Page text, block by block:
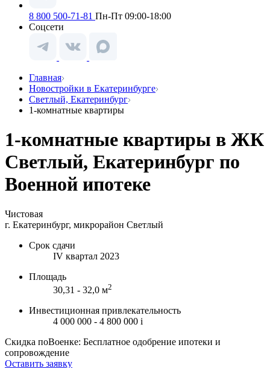
8 800 500-71-81 Пн-Пт 09:00-18:00
Соцсети
Главная
Новостройки в Екатеринбурге
Светлый, Екатеринбург
1-комнатные квартиры
1-комнатные квартиры в ЖК
Светлый, Екатеринбург по
Военной ипотеке
Чистовая
г. Екатеринбург, микрорайон Светлый
Срок сдачи
IV квартал 2023
Площадь
30,31 - 32,0 м2
Инвестиционная привлекательность
4 000 000 - 4 800 000 i
Скидка поВоенке: Бесплатное одобрение ипотеки и
сопровождение
Оставить заявку